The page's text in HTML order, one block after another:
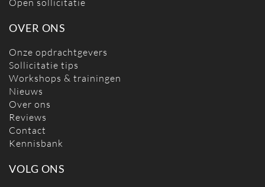
Open sollicitatie
OVER ONS
Onze opdrachtgevers
Sollicitatie tips
Workshops & trainingen
Nieuws
Over ons
Reviews
Contact
Kennisbank
VOLG ONS